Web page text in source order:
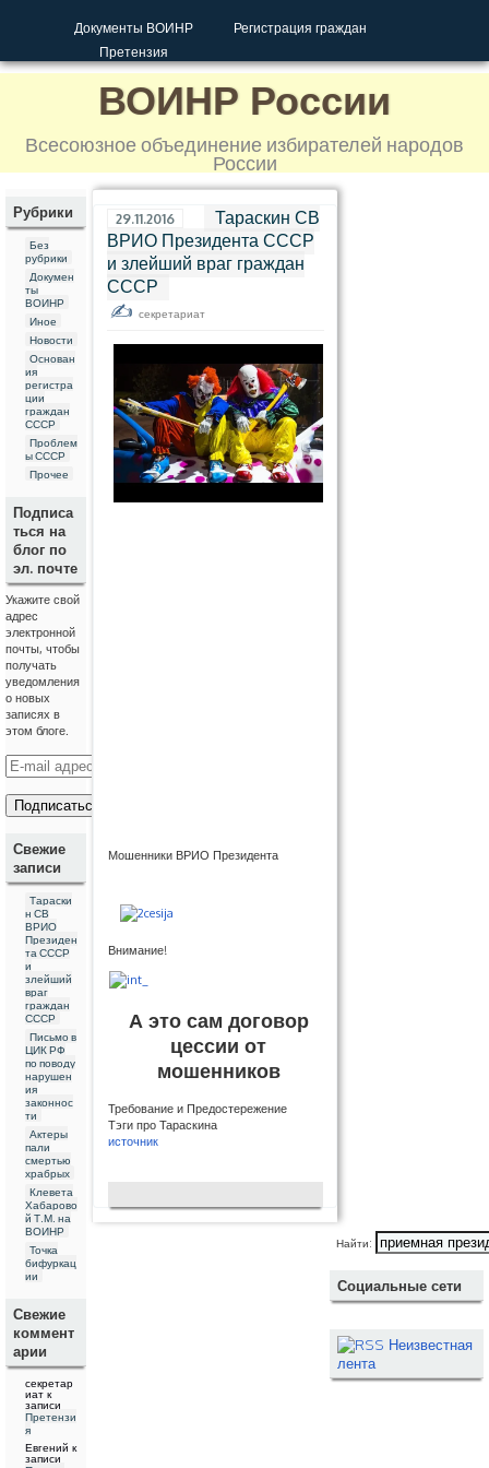
Документы ВОИНР
Регистрация граждан
Претензия
ВОИНР России
Всесоюзное объединение избирателей народов
России
Рубрики
Без
рубрики
Докумен
ты
ВОИНР
Иное
Новости
Основан
ия
регистра
ции
граждан
СССР
Проблем
ы СССР
Прочее
Подписа
ться на
блог по
эл. почте
Укажите свой
адрес
электронной
почты, чтобы
получать
уведомления
о новых
записях в
этом блоге.
E
-
m
a
Свежие
записи
Тараски
н СВ
ВРИО
Президен
та СССР
и
злейший
враг
граждан
СССР
Письмо в
ЦИК РФ
по поводу
нарушен
ия
законнос
ти
Актеры
пали
смертью
храбрых
Клевета
Хабарово
й Т.М. на
ВОИНР
Точка
бифуркац
ии
Свежие
коммент
арии
секретар
иат к
записи
Претензи
я
Евгений к
записи
29.11.2016
Тараскин СВ
ВРИО Президента СССР
и злейший враг граждан
СССР
секретариат
Мошенники ВРИО Президента
Внимание!
А это сам договор
цессии от
мошенников
Требование и Предостережение
Тэги про Тараскина
источник
Найти:
Социальные сети
Неизвестная
лента